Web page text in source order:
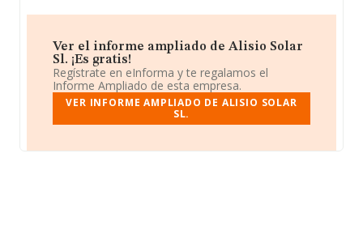
Ver el informe ampliado de Alisio Solar
Sl. ¡Es gratis!
Regístrate en eInforma y te regalamos el
Informe Ampliado de esta empresa.
VER INFORME AMPLIADO DE ALISIO SOLAR
SL.